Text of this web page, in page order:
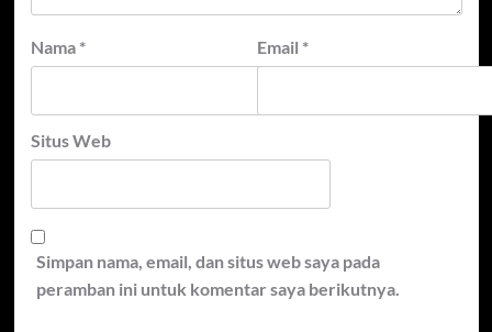
Nama * Email *
Situs Web
Simpan nama, email, dan situs web saya pada
peramban ini untuk komentar saya berikutnya.